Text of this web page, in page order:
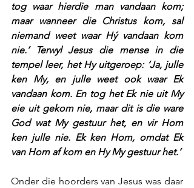
tog waar hierdie man vandaan kom;
maar wanneer die Christus kom, sal
niemand weet waar Hý vandaan kom
nie.’ Terwyl Jesus die mense in die
tempel leer, het Hy uitgeroep: ‘Ja, julle
ken My, en julle weet ook waar Ek
vandaan kom. En tog het Ek nie uit My
eie uit gekom nie, maar dit is die ware
God wat My gestuur het, en vir Hom
ken julle nie. Ek ken Hom, omdat Ek
van Hom af kom en Hy My gestuur het.’
Onder die hoorders van Jesus was daar